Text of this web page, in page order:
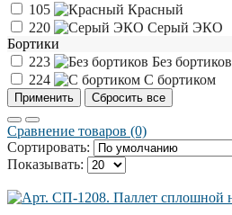
105
Красный
220
Серый ЭКО
Бортики
223
Без бортиков
224
С бортиком
Сравнение товаров (0)
Сортировать:
Показывать: